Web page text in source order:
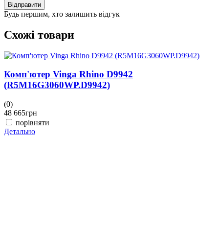
Відправити
Будь першим, хто залишить відгук
Схожі товари
Комп'ютер Vinga Rhino D9942
(R5M16G3060WP.D9942)
(0)
48 665грн
порівняти
Детально